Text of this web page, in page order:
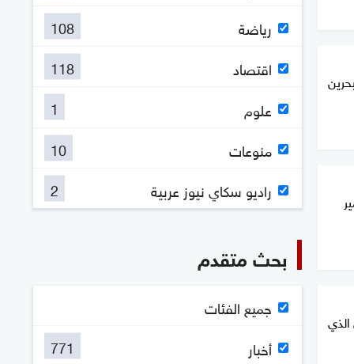
رياضة
108
اقتصاد
118
علوم
1
منوعات
10
راديو سكاي نيوز عربية
2
بحث متقدم
جميع الفئات
أخبار
771